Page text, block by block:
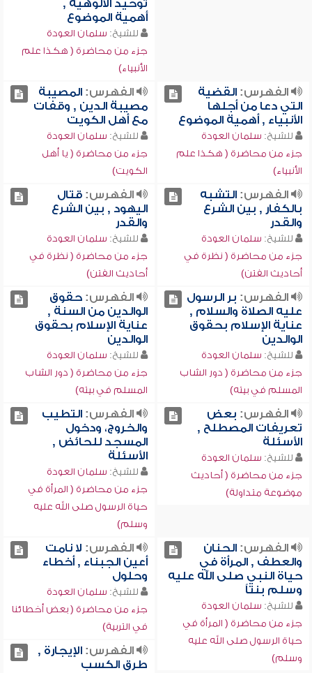
توحيد الألوهية ,
أهمية الموضوع
للشيخ: سلمان العودة
جزء من محاضرة ( هكذا علم
الأنبياء)
الفهرس:القضية
التي دعا من أجلها
الأنبياء , أهمية الموضوع
للشيخ: سلمان العودة
جزء من محاضرة ( هكذا علم
الأنبياء)
الفهرس:المصيبة
مصيبة الدين , وقفات
مع أهل الكويت
للشيخ: سلمان العودة
جزء من محاضرة ( يا أهل
الكويت)
الفهرس:التشبه
بالكفار , بين الشرع
والقدر
للشيخ: سلمان العودة
جزء من محاضرة ( نظرة في
أحاديث الفتن)
الفهرس:قتال
اليهود , بين الشرع
والقدر
للشيخ: سلمان العودة
جزء من محاضرة ( نظرة في
أحاديث الفتن)
الفهرس: بر الرسول
عليه الصلاة والسلام ,
عناية الإسلام بحقوق
الوالدين
للشيخ: سلمان العودة
جزء من محاضرة ( دور الشاب
المسلم في بيته)
الفهرس:حقوق
الوالدين من السنة ,
عناية الإسلام بحقوق
الوالدين
للشيخ: سلمان العودة
جزء من محاضرة ( دور الشاب
المسلم في بيته)
الفهرس: بعض
تعريفات المصطلح ,
الأسئلة
للشيخ: سلمان العودة
جزء من محاضرة ( أحاديث
موضوعة متداولة)
الفهرس:التطيب
والخروج، ودخول
المسجد للحائض ,
الأسئلة
للشيخ: سلمان العودة
جزء من محاضرة ( المرأة في
حياة الرسول صلى الله عليه
وسلم)
الفهرس:الحنان
والعطف , المرأة في
حياة النبي صلى الله عليه
وسلم بنتاً
للشيخ: سلمان العودة
جزء من محاضرة ( المرأة في
حياة الرسول صلى الله عليه
وسلم)
الفهرس: لا نامت
أعين الجبناء , أخطاء
وحلول
للشيخ: سلمان العودة
جزء من محاضرة ( بعض أخطائنا
في التربية)
الفهرس:الإيجارة ,
طرق الكسب